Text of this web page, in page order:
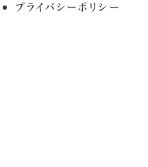
プライバシーポリシー